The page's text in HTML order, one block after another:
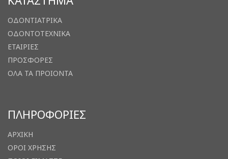
ΟΔΟΝΤΙΑΤΡΙΚΑ
ΟΔΟΝΤΟΤΕΧΝΙΚΑ
ΕΤΑΙΡΙΕΣ
ΠΡΟΣΦΟΡΕΣ
ΟΛΑ ΤΑ ΠΡΟΙΟΝΤΑ
ΠΛΗΡΟΦΟΡΙΕΣ
ΑΡΧΙΚΗ
ΟΡΟΙ ΧΡΗΣΗΣ